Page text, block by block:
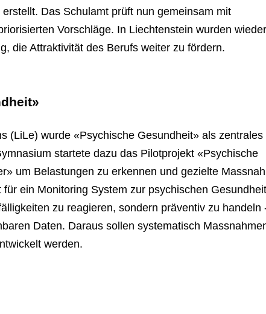
Das Schulamt prüft nun gemeinsam mit
Vorschläge. In Liechtenstein wurden
die Attraktivität des Berufs weiter zu fördern.
(LiLe) wurde «Psychische Gesundheit» als zentrales
startete dazu das Pilotprojekt «Psychische
um Belastungen zu erkennen und gezielte
ein Monitoring System zur psychischen
zu reagieren, sondern präventiv zu handeln
Daten. Daraus sollen systematisch
werden.